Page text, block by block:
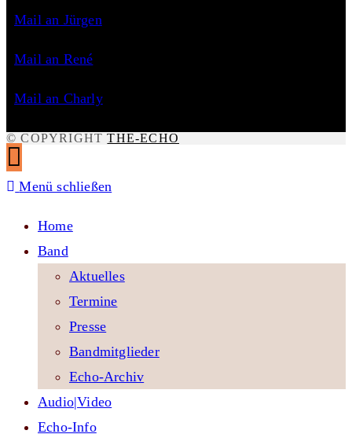
Mail an Jürgen
Mail an René
Mail an Charly
© COPYRIGHTTHE-ECHO
Menü schließen
Home
Band
Aktuelles
Termine
Presse
Bandmitglieder
Echo-Archiv
Audio|Video
Echo-Info